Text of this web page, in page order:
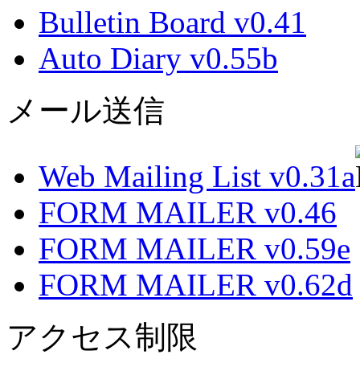
Bulletin Board v0.41
Auto Diary v0.55b
メール送信
Web Mailing List v0.31a
FORM MAILER v0.46
FORM MAILER v0.59e
FORM MAILER v0.62d
アクセス制限